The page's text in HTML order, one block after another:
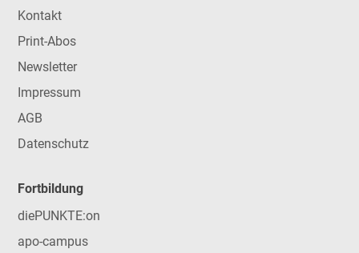
Kontakt
Print-Abos
Newsletter
Impressum
AGB
Datenschutz
Fortbildung
diePUNKTE:on
apo-campus